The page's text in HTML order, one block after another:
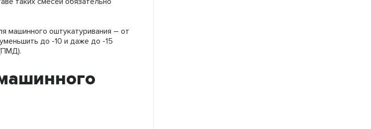
машинного оштукатуривания – от
до -10 и даже до -15